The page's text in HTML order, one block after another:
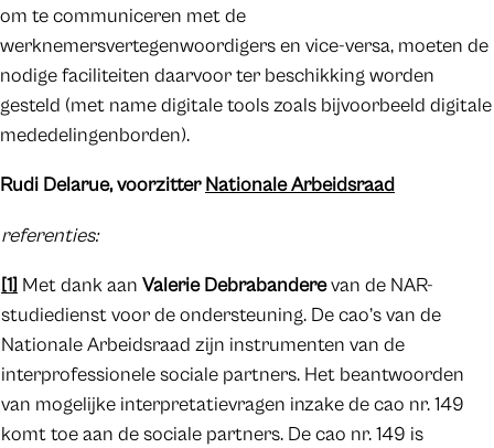
om te communiceren met de
werknemersvertegenwoordigers en vice-versa, moeten de
nodige faciliteiten daarvoor ter beschikking worden
gesteld (met name digitale tools zoals bijvoorbeeld digitale
mededelingenborden).
Rudi Delarue, voorzitterNationale Arbeidsraad
referenties:
[1] Met dank aan Valerie Debrabanderevan de NAR-
studiedienst voor de ondersteuning. De cao’s van de
Nationale Arbeidsraad zijn instrumenten van de
interprofessionele sociale partners. Het beantwoorden
van mogelijke interpretatievragen inzake de cao nr. 149
komt toe aan de sociale partners. De cao nr. 149 is